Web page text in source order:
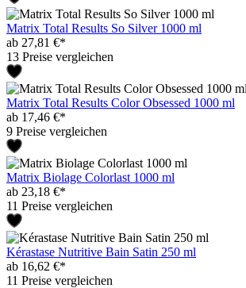
Matrix Total Results So Silver 1000 ml
ab 27,81 €*
13 Preise vergleichen
Matrix Total Results Color Obsessed 1000 ml
ab 17,46 €*
9 Preise vergleichen
Matrix Biolage Colorlast 1000 ml
ab 23,18 €*
11 Preise vergleichen
Kérastase Nutritive Bain Satin 250 ml
ab 16,62 €*
11 Preise vergleichen